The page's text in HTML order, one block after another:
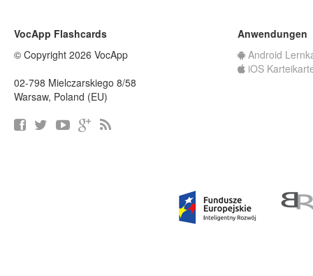
VocApp Flashcards
© Copyright 2026 VocApp
02-798 Mielczarskiego 8/58
Warsaw, Poland (EU)
Anwendungen
Android
iOS